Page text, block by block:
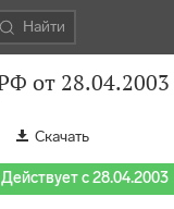
Найти
от
Скачать
с 28.04.2003